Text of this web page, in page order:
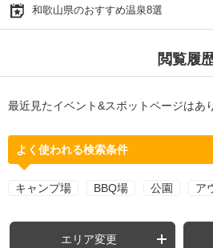
和歌山県のおすすめ温泉8選
閲覧履
最近見たイベント&スポットページはあ
よく使われる検索条件
キャンプ場 BBQ場 公園 ア
エリア変更